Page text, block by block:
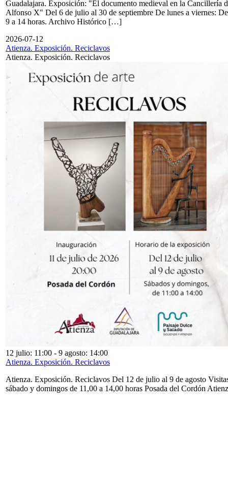
Guadalajara. Exposición: "El documento medieval en la Cancillería
Alfonso X" Del 6 de julio al 30 de septiembre De lunes a viernes: De
9 a 14 horas. Archivo Histórico […]
2026-07-12
Atienza. Exposición. Reciclavos
Atienza. Exposición. Reciclavos
12 julio: 11:00 - 9 agosto: 14:00
Atienza. Exposición. Reciclavos
Atienza. Exposición. Reciclavos Del 12 de julio al 9 de agosto
sábado y domingos de 11,00 a 14,00 horas Posada del Cordón